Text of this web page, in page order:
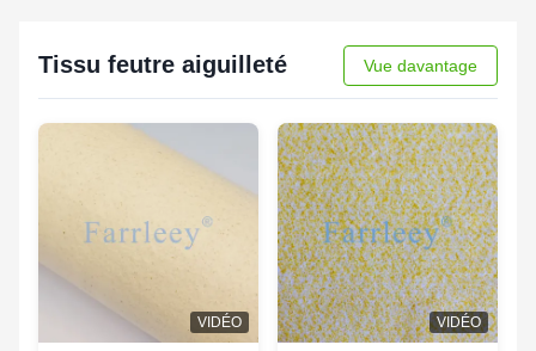
Tissu feutre aiguilleté Vue davantage
VIDÉO VIDÉO